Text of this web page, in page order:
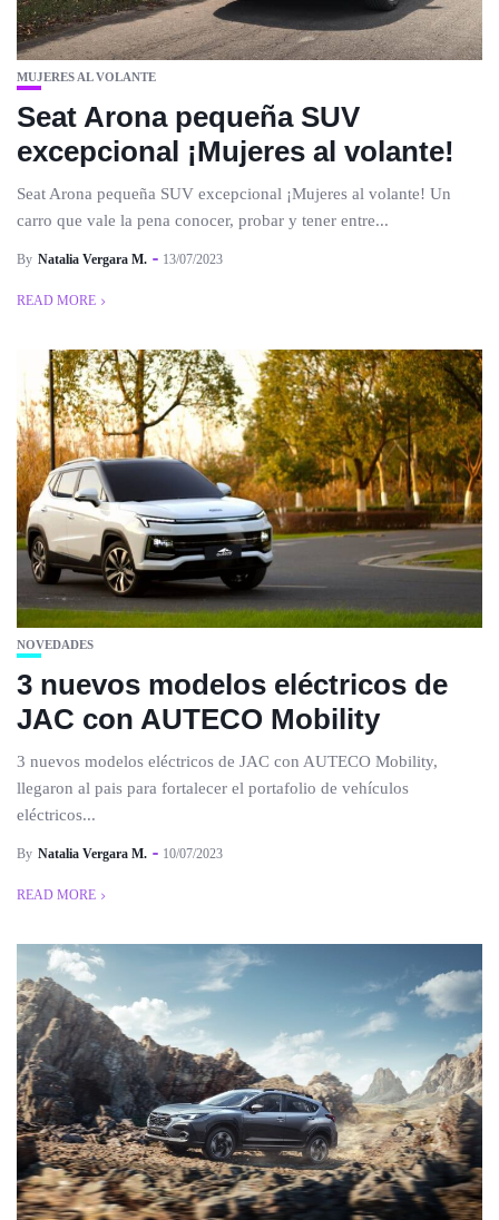
MUJERES AL VOLANTE
Seat Arona pequeña SUV
excepcional ¡Mujeres al volante!
Seat Arona pequeña SUV excepcional ¡Mujeres al volante! Un
carro que vale la pena conocer, probar y tener entre...
By Natalia Vergara M. 13/07/2023
READ MORE
NOVEDADES
3 nuevos modelos eléctricos de
JAC con AUTECO Mobility
3 nuevos modelos eléctricos de JAC con AUTECO Mobility,
llegaron al pais para fortalecer el portafolio de vehículos
eléctricos...
By Natalia Vergara M. 10/07/2023
READ MORE